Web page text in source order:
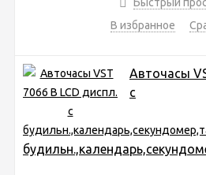
В избранное
Авточасы
с